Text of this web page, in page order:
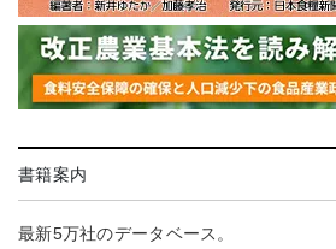
書籍案内
最新5万社のデータベース。